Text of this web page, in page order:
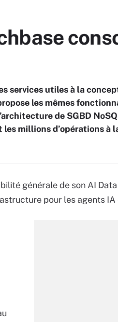
services utiles à la
les mêmes
de SGBD
millions d’opérations à
générale de son AI Data
pour les agents IA